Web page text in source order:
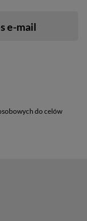
e-mail
do celów